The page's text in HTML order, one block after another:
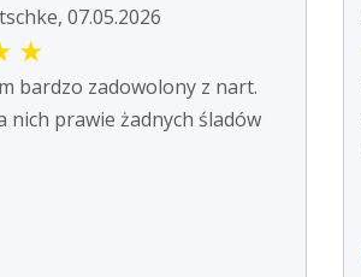
07.05.2026
★
bardzo zadowolony z nart.
nich prawie żadnych śladów